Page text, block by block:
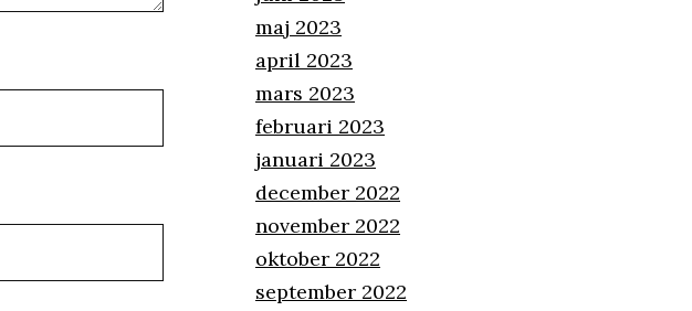
maj 2023
april 2023
mars 2023
februari 2023
januari 2023
december 2022
november 2022
oktober 2022
september 2022